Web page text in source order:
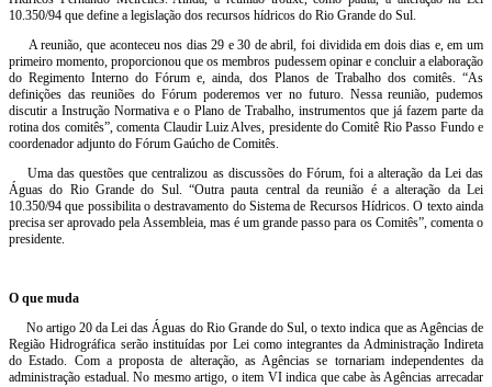
10.350/94 que define a legislação dos recursos hídricos do Rio Grande do Sul.
A reunião, que aconteceu nos dias 29 e 30 de abril, foi dividida em dois dias e, em um
primeiro momento, proporcionou que os membros pudessem opinar e concluir a elaboração
do Regimento Interno do Fórum e, ainda, dos Planos de Trabalho dos comitês. “As
definições das reuniões do Fórum poderemos ver no futuro. Nessa reunião, pudemos
discutir a Instrução Normativa e o Plano de Trabalho, instrumentos que já fazem parte da
rotina dos comitês”, comenta Claudir Luiz Alves, presidente do Comitê Rio Passo Fundo e
coordenador adjunto do Fórum Gaúcho de Comitês.
Uma das questões que centralizou as discussões do Fórum, foi a alteração da Lei das
Águas do Rio Grande do Sul. “Outra pauta central da reunião é a alteração da Lei
10.350/94 que possibilita o destravamento do Sistema de Recursos Hídricos. O texto ainda
precisa ser aprovado pela Assembleia, mas é um grande passo para os Comitês”, comenta o
presidente.
O que muda
No artigo 20 da Lei das Águas do Rio Grande do Sul, o texto indica que as Agências de
Região Hidrográfica serão instituídas por Lei como integrantes da Administração Indireta
do Estado. Com a proposta de alteração, as Agências se tornariam independentes da
administração estadual. No mesmo artigo, o item VI indica que cabe às Agências arrecadar